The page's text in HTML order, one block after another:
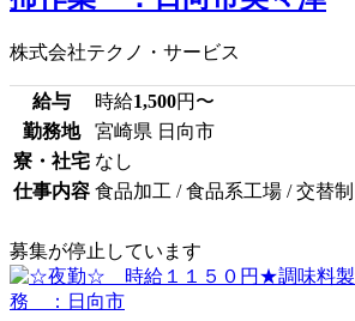
株式会社テクノ・サービス
給与 時給1,500円〜
勤務地
宮崎県 日向市
寮・社宅 なし
仕事内容 食品加工 / 食品系工場 / 交替制
募集が停止しています